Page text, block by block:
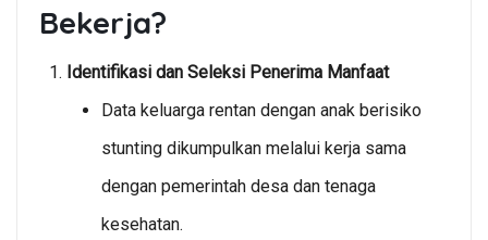
Bekerja?
Identifikasi dan Seleksi Penerima Manfaat
Data keluarga rentan dengan anak berisiko
stunting dikumpulkan melalui kerja sama
dengan pemerintah desa dan tenaga
kesehatan.